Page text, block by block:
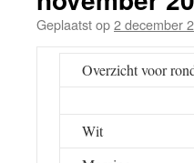
Geplaatst op2 december
Overzicht voor
Wit